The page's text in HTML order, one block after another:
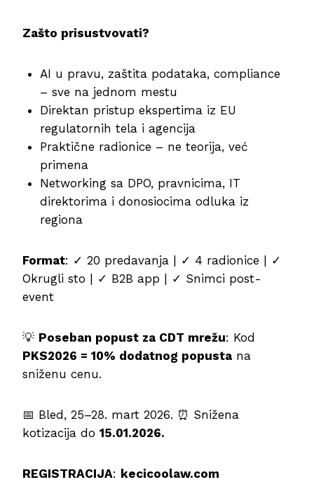
Zašto prisustvovati?
AI u pravu, zaštita podataka, compliance
– sve na jednom mestu
Direktan pristup ekspertima iz EU
regulatornih tela i agencija
Praktične radionice – ne teorija, već
primena
Networking sa DPO, pravnicima, IT
direktorima i donosiocima odluka iz
regiona
Format: ✓ 20 predavanja | ✓ 4 radionice | ✓
Okrugli sto | ✓ B2B app | ✓ Snimci post-
event
💡 Poseban popust za CDT mrežu: Kod
PKS2026 = 10% dodatnog popusta na
sniženu cenu.
📅 Bled, 25–28. mart 2026. ⏰ Snižena
kotizacija do 15.01.2026.
REGISTRACIJA: kecicoolaw.com